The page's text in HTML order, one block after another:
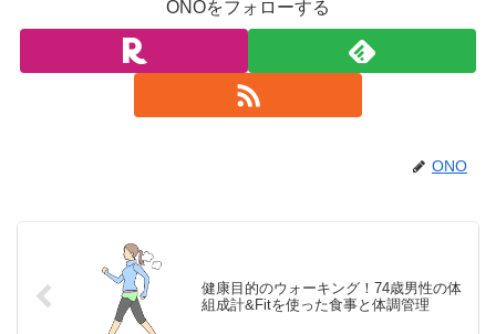
ONOをフォローする
ONO
健康目的のウォーキング！74歳男性の体
組成計&Fitを使った食事と体調管理